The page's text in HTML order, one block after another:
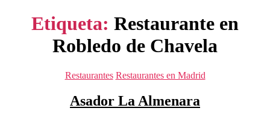
Etiqueta: Restaurante en
Robledo de Chavela
Categorías
Restaurantes Restaurantes en Madrid
Asador La Almenara